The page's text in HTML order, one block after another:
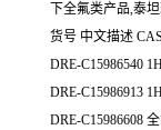
下全氟类产品,泰
货号 中文描述
DRE-C15986540
DRE-C15986913
DRE-C15986608